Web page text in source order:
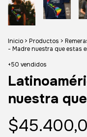
Inicio > Productos >
- Madre nuestra que estas
+50 vendidos
nuestra